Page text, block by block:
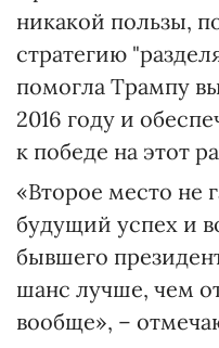
никакой пользы,
стратегию
помогла Трампу
2016 году и
к победе на этот
«Второе место не
будущий успех и
бывшего
шанс лучше, чем
вообще», –